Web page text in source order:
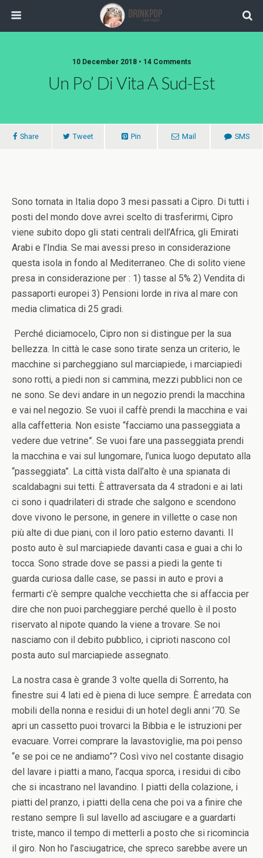
10 December 2018 • 14 Comments
Un Po’ Di Vita A Sud-Est
Share Tweet Pin Mail SMS
Sono tornata in Italia dopo 3 mesi passati a Cipro. Di tutti i
posti del mondo dove avrei scelto di trasferirmi, Cipro
viene subito dopo gli stati centrali dell’Africa, gli Emirati
Arabi e l’India. Se mai avessi preso in considerazione
questa isola in fondo al Mediterraneo. Che di solito viene
presa in considerazione per : 1) tasse al 5% 2) Vendita di
passaporti europei 3) Pensioni lorde in riva al mare con
media climatica di 25 gradi.
Perché diciamocelo, Cipro non si distingue per la sua
bellezza. In città le case sono tirate senza un criterio, le
macchine si parcheggiano sul marciapiede, i marciapiedi
sono rotti, a piedi non si cammina, mezzi pubblici non ce
ne sono. Se devi andare in un negozio prendi la macchina
e vai nel negozio. Se vuoi il caffè prendi la macchina e vai
alla caffetteria. Non esiste “facciamo una passeggiata a
vedere due vetrine”. Se vuoi fare una passeggiata prendi
la macchina e vai sul lungomare, l’unica luogo deputato alla
“passeggiata”. La città vista dall’alto è una spianata di
scaldabagni sui tetti. È attraversata da 4 stradoni e ai lati
ci sono i quadrilateri di strade che salgono e scendono
dove vivono le persone, in genere in villette o case non
più alte di due piani, con il loro patio esterno davanti. Il
posto auto è sul marciapiede davanti casa e guai a chi lo
tocca. Sono strade dove se passi a piedi la gente ti
guarda curiosa dalle case, se passi in auto e provi a
fermarti c’è sempre qualche vecchietta che si affaccia per
dire che non puoi parcheggiare perché quello è il posto
riservato al nipote quando la viene a trovare. Se noi
nasciamo con il debito pubblico, i ciprioti nascono col
posta auto sul marciapiede assegnato.
La nostra casa è grande 3 volte quella di Sorrento, ha
finestre sui 4 lati ed è piena di luce sempre. È arredata con
mobili della nonna e residui di un hotel degli anni ’70. Se
apri un cassetto puoi trovarci la Bibbia e le istruzioni per
evacuare. Vorrei comprare la lavastoviglie, ma poi penso
“e se poi ce ne andiamo”? Così vivo nel costante disagio
del lavare i piatti a mano, l’acqua sporca, i residui di cibo
che si incastrano nel lavandino. I piatti della colazione, i
piatti del pranzo, i piatti della cena che poi va a finire che
restano sempre lì sul lavello ad asciugare e a guardarti
triste, manco il tempo di metterli a posto che si ricomincia
il giro. Non ho l’asciugatrice, che spreco sarebbe avere un